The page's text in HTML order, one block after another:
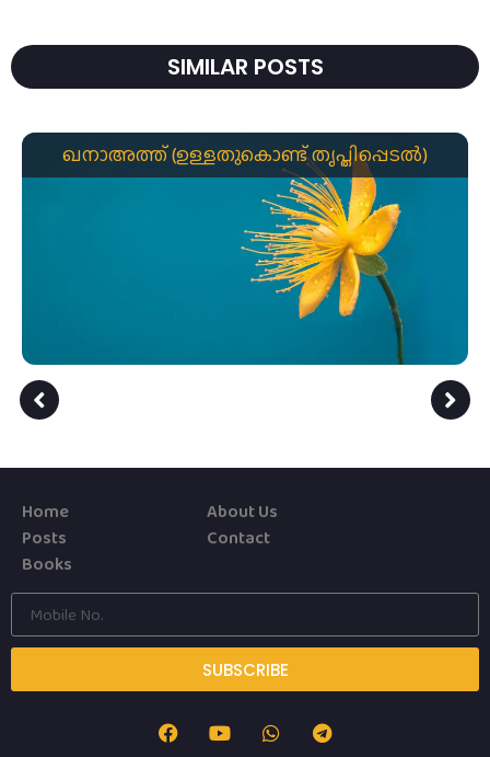
SIMILAR POSTS
ഖനാഅത്ത് (ഉള്ളതുകൊണ്ട് തൃപ്തിപ്പെടൽ)
Home
Posts
Books
About Us
Contact
SUBSCRIBE